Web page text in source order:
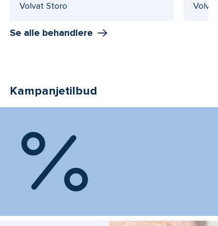
Volvat Storo
Se alle behandlere
Kampanjetilbud